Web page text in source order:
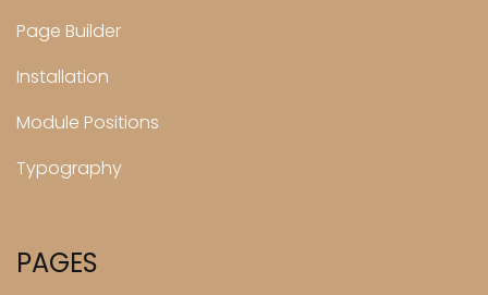
Page Builder
Installation
Module Positions
Typography
PAGES